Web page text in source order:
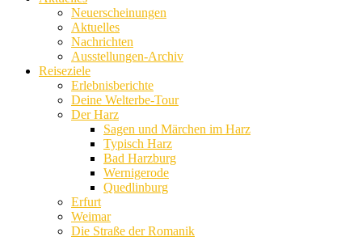
Neuerscheinungen
Aktuelles
Nachrichten
Ausstellungen-Archiv
Reiseziele
Erlebnisberichte
Deine Welterbe-Tour
Der Harz
Sagen und Märchen im Harz
Typisch Harz
Bad Harzburg
Wernigerode
Quedlinburg
Erfurt
Weimar
Die Straße der Romanik